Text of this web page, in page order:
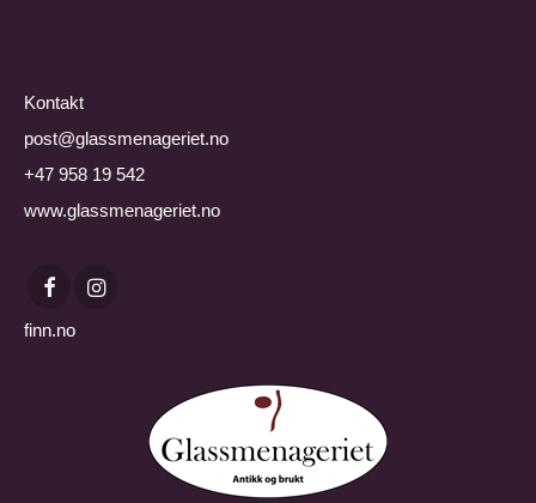
Kontakt
post@glassmenageriet.no
+47 958 19 542
www.glassmenageriet.no
finn.no